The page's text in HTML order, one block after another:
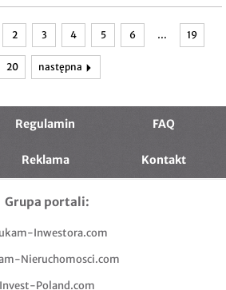
nieruchomość inwestycyjna
2 3 4 5 6 … 19
20 następna
Regulamin FAQ
Reklama Kontakt
Grupa portali:
Inwestora.com
Nieruchomosci.com
Invest-Poland.com